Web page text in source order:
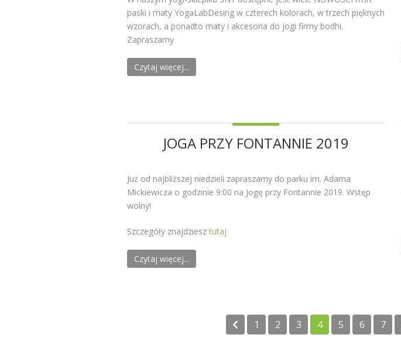
paski i maty YogaLabDesing w czterech kolorach, w trzech pięknych
wzorach, a ponadto maty i akcesoria do jogi firmy bodhi.
Zapraszamy
Czytaj więcej...
JOGA PRZY FONTANNIE 2019
Już od najbliższej niedzieli zapraszamy do parku im. Adama
Mickiewicza o godzinie 9:00 na Jogę przy Fontannie 2019. Wstęp
wolny!
Szczegóły znajdziesztutaj
Czytaj więcej...
1 2 3 4 5 6 7